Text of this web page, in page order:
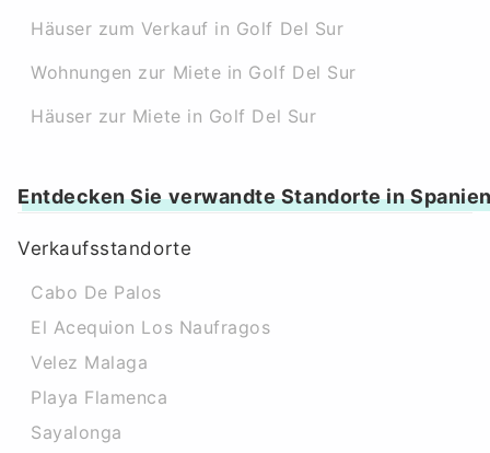
Häuser zum Verkauf in Golf Del Sur
Wohnungen zur Miete in Golf Del Sur
Häuser zur Miete in Golf Del Sur
Entdecken Sie verwandte Standorte in
Verkaufsstandorte
Cabo De Palos
El Acequion Los Naufragos
Velez Malaga
Playa Flamenca
Sayalonga